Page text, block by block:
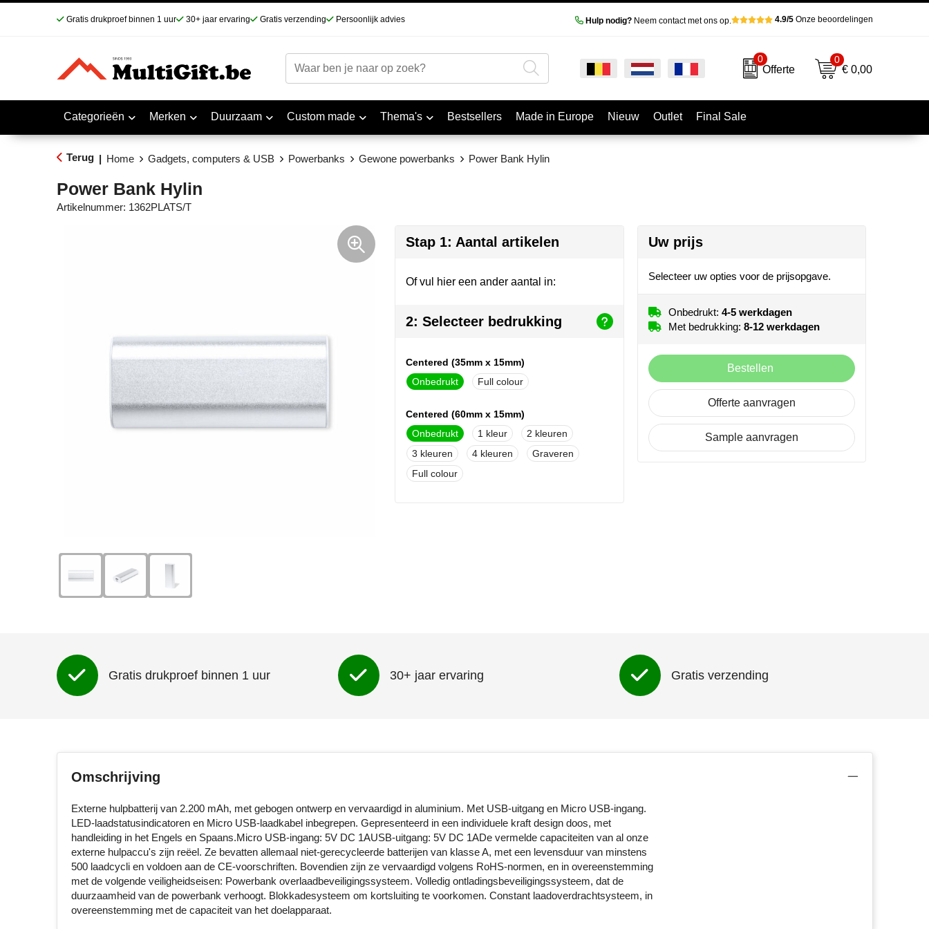
Gratis drukproef binnen 1 uur 30+ jaar ervaring Gratis verzending Persoonlijk advies Hulp nodig?Neem contact met ons op. 4.9/5Onze beoordelingen
0
Offerte
0
€ 0,00
Categorieën Merken Duurzaam Custom made Thema's Bestsellers Made in Europe Nieuw Outlet Final Sale
Terug | Home Gadgets, computers & USB Powerbanks Gewone powerbanks Power Bank Hylin
Power Bank Hylin
Artikelnummer: 1362PLATS/T
Stap 1: Aantal artikelen
Of vul hier een ander aantal in:
2: Selecteer bedrukking
Centered (35mm x 15mm)
Onbedrukt
Full colour
Centered (60mm x 15mm)
Onbedrukt
1
2
3
4
Graveren
Full colour
Uw prijs
Selecteer uw opties voor de prijsopgave.
Onbedrukt: 4-5 werkdagen
Met bedrukking: 8-12 werkdagen
Bestellen
Offerte aanvragen
Sample aanvragen
Gratis drukproef binnen 1 uur 30+ jaar ervaring Gratis verzending
Omschrijving
Externe hulpbatterij van 2.200 mAh, met gebogen ontwerp en vervaardigd in aluminium. Met USB-uitgang en Micro USB-ingang.
LED-laadstatusindicatoren en Micro USB-laadkabel inbegrepen. Gepresenteerd in een individuele kraft design doos, met
handleiding in het Engels en Spaans.Micro USB-ingang: 5V DC 1AUSB-uitgang: 5V DC 1ADe vermelde capaciteiten van al onze
externe hulpaccu's zijn reëel. Ze bevatten allemaal niet-gerecycleerde batterijen van klasse A, met een levensduur van minstens
500 laadcycli en voldoen aan de CE-voorschriften. Bovendien zijn ze vervaardigd volgens RoHS-normen, en in overeenstemming
met de volgende veiligheidseisen: Powerbank overlaadbeveiligingssysteem. Volledig ontladingsbeveiligingssysteem, dat de
duurzaamheid van de powerbank verhoogt. Blokkadesysteem om kortsluiting te voorkomen. Constant laadoverdrachtsysteem, in
overeenstemming met de capaciteit van het doelapparaat.